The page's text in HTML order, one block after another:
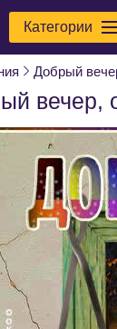
Категории
Добрый
вечер,